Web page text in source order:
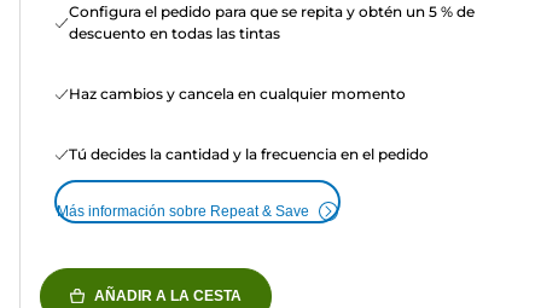
Configura el pedido para que se repita y obtén un 5 % de
descuento en todas las tintas
Haz cambios y cancela en cualquier momento
Tú decides la cantidad y la frecuencia en el pedido
Más información sobre Repeat & Save
AÑADIR A LA CESTA